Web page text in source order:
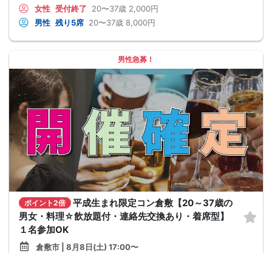
女性 受付終了 20〜37歳 2,000円
男性 残り5席 20〜37歳 8,000円
男性急募！
ポイント2倍
平成生まれ限定コン倉敷【20～37歳の
男女・料理☆飲放題付・連絡先交換あり・着席型】
１名参加OK
倉敷市 | 8月8日(土) 17:00〜